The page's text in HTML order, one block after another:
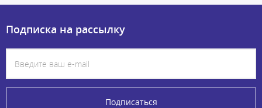
Подписка на рассылку
Подписаться